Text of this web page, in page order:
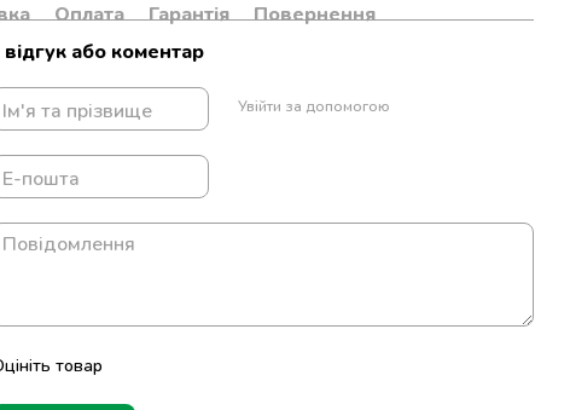
Оплата Гарантія
Повернення
або коментар
Увійти за допомогою
товар